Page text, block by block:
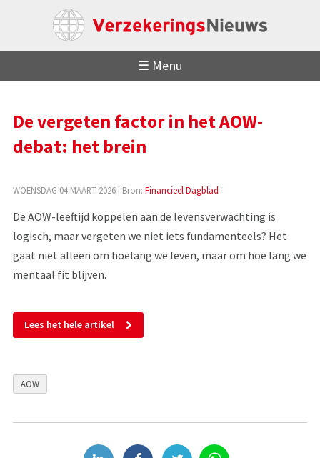
☰ Menu
De vergeten factor in het AOW-
debat: het brein
WOENSDAG 04 MAART 2026| Bron: Financieel Dagblad
De AOW-leeftijd koppelen aan de levensverwachting is
logisch, maar vergeten we niet iets fundamenteels? Het
gaat niet alleen om hoelang we leven, maar om hoe lang we
mentaal fit blijven.
Lees het hele artikel
AOW